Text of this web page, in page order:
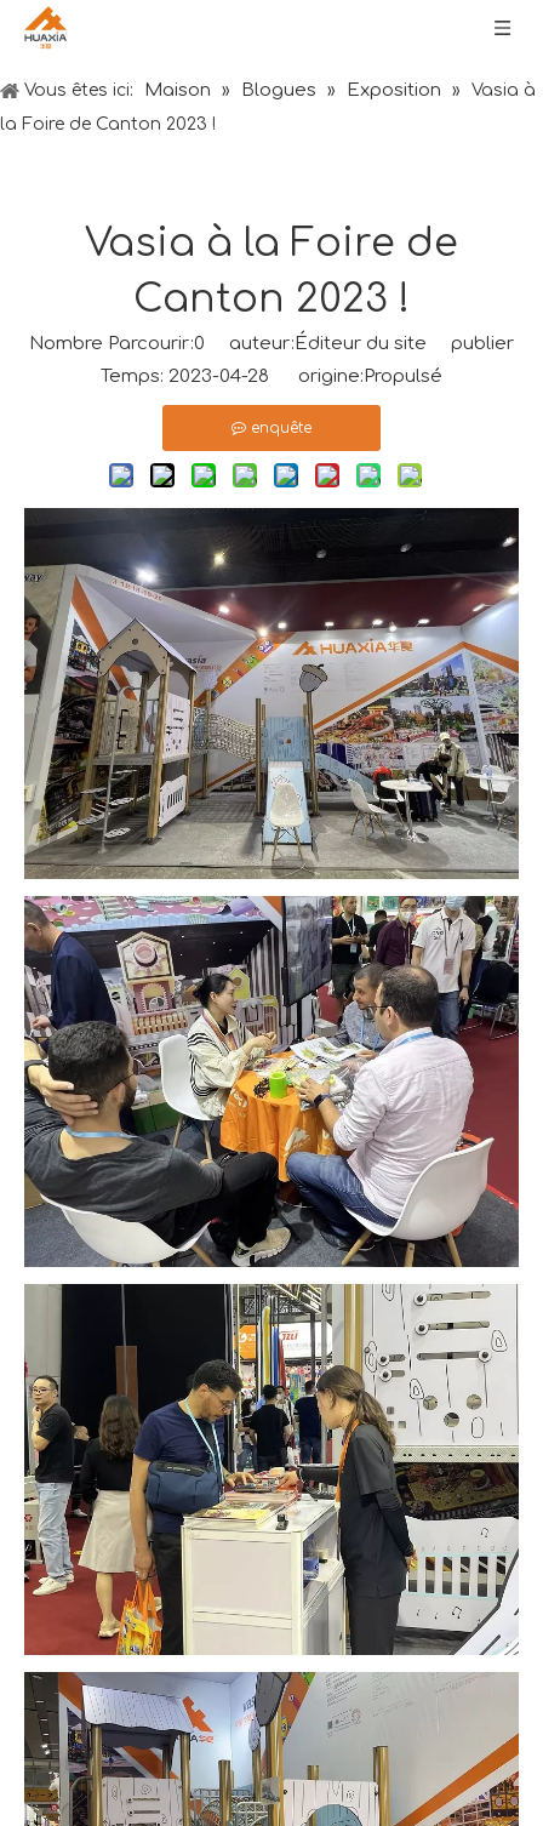
Vous êtes ici: Maison » Blogues » Exposition »
Vasia à
la Foire de Canton 2023 !
Vasia à la Foire de
Canton 2023 !
Nombre Parcourir:0 auteur:Éditeur du site publier
Temps: 2023-04-28 origine:Propulsé
enquête